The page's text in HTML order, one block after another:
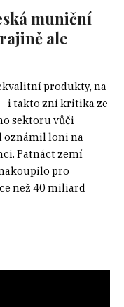
muniční
ale
produkty, na
i takto zní kritika ze
sektoru vůči
oznámil loni na
Patnáct zemí
pro
než 40 miliard